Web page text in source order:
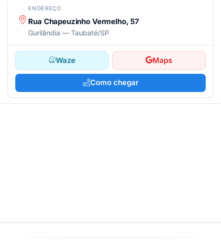
ENDEREÇO
Rua Chapeuzinho Vermelho, 57
Gurilândia — Taubaté/SP
Waze Maps
Como chegar